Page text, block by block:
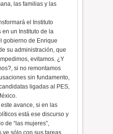
las familias y las
el Instituto
en un Instituto de la
gobierno de Enrique
su administración, que
evitamos. ¿Y
si no remontamos
sin fundamento,
ligadas al PES,
avance, si en las
está ese discurso y
de “las mujeres”,
ve sólo con sus tareas